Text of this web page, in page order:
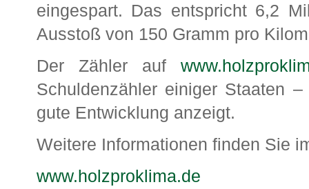
eingespart. Das entspricht 6,2
Ausstoß von 150 Gramm pro
Der Zähler auf
Schuldenzähler einiger Staaten
gute Entwicklung anzeigt.
Weitere Informationen finden Sie
www.holzproklima.de